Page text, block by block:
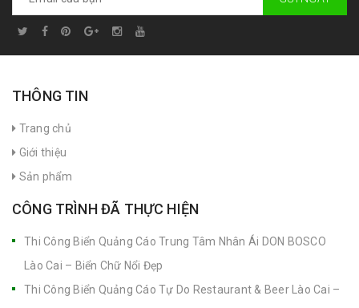
THÔNG TIN
Trang chủ
Giới thiệu
Sản phẩm
CÔNG TRÌNH ĐÃ THỰC HIỆN
Thi Công Biển Quảng Cáo Trung Tâm Nhân Ái DON BOSCO
Lào Cai – Biển Chữ Nổi Đẹp
Thi Công Biển Quảng Cáo Tự Do Restaurant & Beer Lào Cai –